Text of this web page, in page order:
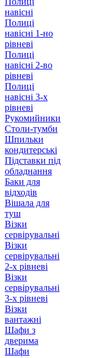
навісні
Полиці
навісні 1-но
рівневі
Полиці
навісні 2-во
рівневі
Полиці
навісні 3-х
рівневі
Рукомийники
Столи-тумби
Шпильки
кондитерські
Підставки під
обладнання
Баки для
відходів
Вішала для
туш
Візки
сервірувальні
Візки
сервірувальні
2-х рівневі
Візки
сервірувальні
3-х рівневі
Візки
вантажні
Шафи з
дверима
Шафи